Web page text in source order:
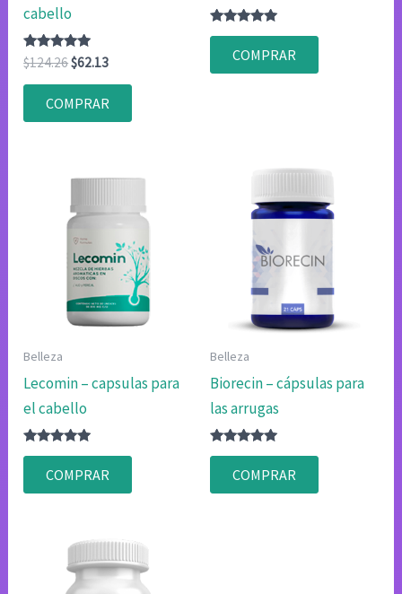
cabello
Valorado
con
4.80
de 5
$124.26El
original
era:
$62.13El
es:
COMPRAR
Valorado
4.80
de 5
COMPRAR
Belleza
Lecomin – capsulas para
el cabello
Valorado
4.80
de 5
COMPRAR
Belleza
Biorecin – cápsulas para
las arrugas
Valorado
4.83
de 5
COMPRAR